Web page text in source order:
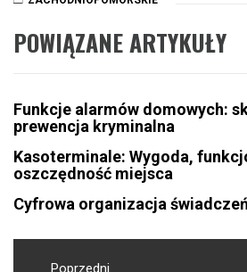
POWIĄZANE ARTYKUŁY
Funkcje alarmów domowych:
prewencja kryminalna
Kasoterminale: Wygoda,
oszczędność miejsca
Cyfrowa organizacja
Nawigacja
Poprzedni